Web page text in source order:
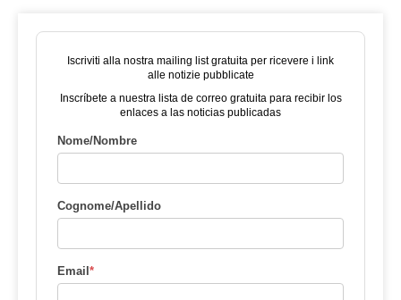
Iscriviti alla nostra mailing list gratuita per ricevere i link
alle notizie pubblicate
Inscríbete a nuestra lista de correo gratuita para recibir los
enlaces a las noticias publicadas
Nome/Nombre
Cognome/Apellido
Email*